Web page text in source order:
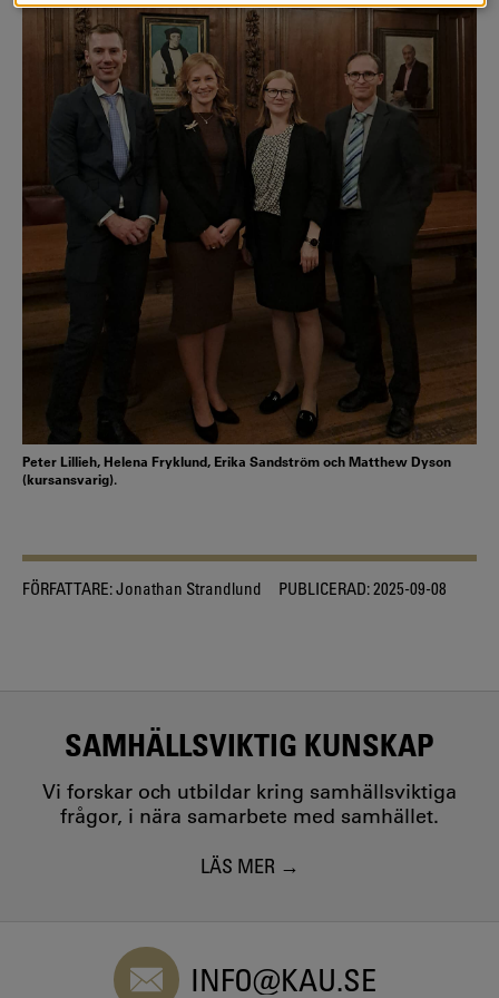
Peter Lillieh, Helena Fryklund, Erika Sandström och Matthew Dyson
(kursansvarig).
FÖRFATTARE:Jonathan Strandlund PUBLICERAD:2025-09-08
SAMHÄLLSVIKTIG KUNSKAP
Vi forskar och utbildar kring samhällsviktiga
frågor, i nära samarbete med samhället.
LÄS MER
INFO@KAU.SE